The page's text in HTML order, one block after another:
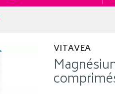
VITAVEA